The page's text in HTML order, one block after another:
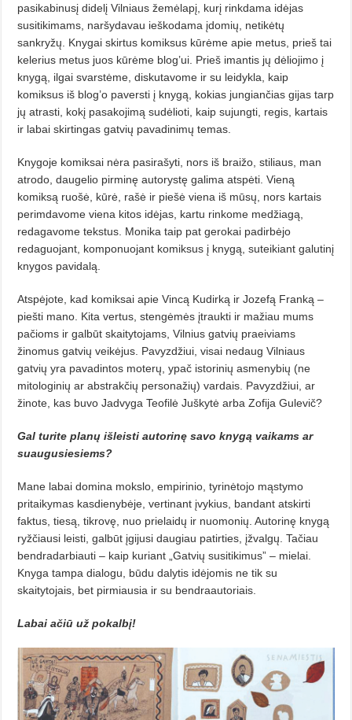
pasikabinusį didelį Vilniaus žemėlapį, kurį rinkdama idėjas
susitikimams, naršydavau ieškodama įdomių, netikėtų
sankryžų. Knygai skirtus komiksus kū­rėme apie metus, prieš tai
kelerius metus juos kūrėme blog’ui. Prieš imantis jų dėliojimo į
knygą, ilgai svarstėme, diskutavome ir su leidykla, kaip
komiksus iš blog’o paversti į knygą, kokias jungiančias gijas tarp
jų atrasti, kokį pasakojimą sudėlioti, kaip sujungti, regis, kartais
ir labai skirtingas gatvių pavadinimų temas.
Knygoje komiksai nėra pasirašyti, nors iš braižo, stiliaus, man
atrodo, daugelio pirminę autorystę galima atspėti. Vieną
komiksą ruošė, kūrė, rašė ir piešė viena iš mūsų, nors kartais
perimdavome viena kitos idėjas, kartu rinkome medžiagą,
redagavome tekstus. Monika taip pat gerokai padirbėjo
redaguojant, komponuojant komiksus į knygą, suteikiant galutinį
knygos pavidalą.
Atspėjote, kad komiksai apie Vincą Kudirką ir Jozefą Franką –
piešti mano. Kita vertus, stengėmės įtraukti ir mažiau mums
pačioms ir galbūt skaitytojams, Vilnius gatvių praeiviams
žinomus gatvių veikėjus. Pavyzdžiui, visai nedaug Vilniaus
gatvių yra pavadintos moterų, ypač istorinių asmenybių (ne
mitologinių ar abstrakčių personažių) vardais. Pavyzdžiui, ar
žinote, kas buvo Jadvyga Teofilė Juškytė arba Zofija Gulevič?
Gal turite planų išleisti autorinę savo knygą vaikams ar
suaugusiesiems?
Mane labai domina mokslo, empirinio, tyrinėtojo mąstymo
pritaikymas kasdienybėje, vertinant įvykius, bandant atskirti
faktus, tiesą, tikrovę, nuo prielaidų ir nuomonių. Autorinę knygą
ryžčiausi leisti, galbūt įgijusi daugiau patirties, įžvalgų. Tačiau
bendradarbiauti – kaip kuriant „Gatvių susitikimus” – mielai.
Knyga tampa dialogu, būdu dalytis idėjomis ne tik su
skaitytojais, bet pirmiausia ir su bendraautoriais.
Labai ačiū už pokalbį!